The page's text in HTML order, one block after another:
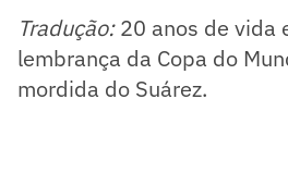
Tradução:20 anos de vida
lembrança da Copa do
mordida do Suárez.